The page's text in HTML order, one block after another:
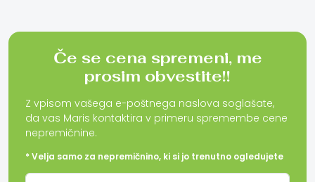
Če se cena spremeni, me
prosim obvestite!!
Z vpisom vašega e-poštnega naslova soglašate,
da vas Maris kontaktira v primeru spremembe cene
nepremičnine.
* Velja samo za nepremičnino, ki si jo trenutno ogledujete